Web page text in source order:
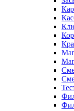
Полезные статьи
Новости и Акции